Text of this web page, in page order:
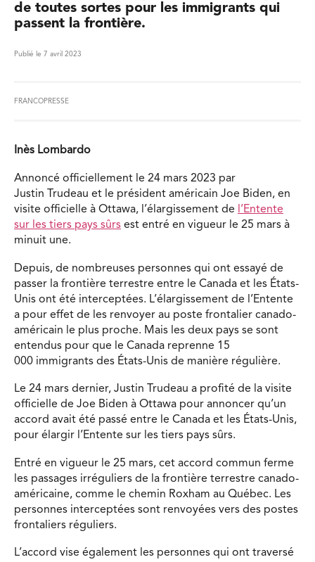
de toutes sortes pour les immigrants qui
passent la frontière.
Publié le 7 avril 2023
FRANCOPRESSE
Inès Lombardo
Annoncé officiellement le 24 mars 2023 par
Justin Trudeau et le président américain Joe Biden, en
visite officielle à Ottawa, l’élargissement de
l’Entente
sur les tiers pays sûrs est entré en vigueur le 25 mars à
minuit une.
Depuis, de nombreuses personnes qui ont essayé de
passer la frontière terrestre entre le Canada et les États-
Unis ont été interceptées. L’élargissement de l’Entente
a pour effet de les renvoyer au poste frontalier canado-
américain le plus proche. Mais les deux pays se sont
entendus pour que le Canada reprenne 15
000 immigrants des États-Unis de manière régulière.
Le 24 mars dernier, Justin Trudeau a profité de la visite
officielle de Joe Biden à Ottawa pour annoncer qu’un
accord avait été passé entre le Canada et les États-Unis,
pour élargir l’Entente sur les tiers pays sûrs.
Entré en vigueur le 25 mars, cet accord commun ferme
les passages irréguliers de la frontière terrestre canado-
américaine, comme le chemin Roxham au Québec. Les
personnes interceptées sont renvoyées vers des postes
frontaliers réguliers.
L’accord vise également les personnes qui ont traversé